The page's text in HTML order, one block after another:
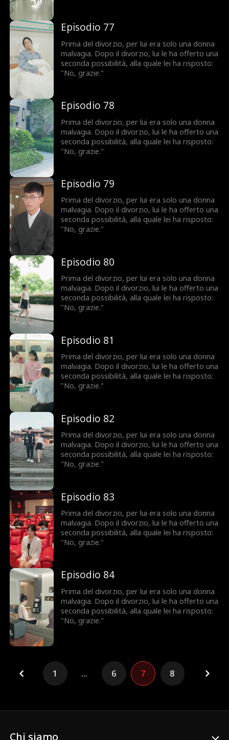
Episodio 77
Prima del divorzio, per lui era solo una donna
malvagia. Dopo il divorzio, lui le ha offerto una
seconda possibilità, alla quale lei ha risposto:
"No, grazie."
Episodio 78
Prima del divorzio, per lui era solo una donna
malvagia. Dopo il divorzio, lui le ha offerto una
seconda possibilità, alla quale lei ha risposto:
"No, grazie."
Episodio 79
Prima del divorzio, per lui era solo una donna
malvagia. Dopo il divorzio, lui le ha offerto una
seconda possibilità, alla quale lei ha risposto:
"No, grazie."
Episodio 80
Prima del divorzio, per lui era solo una donna
malvagia. Dopo il divorzio, lui le ha offerto una
seconda possibilità, alla quale lei ha risposto:
"No, grazie."
Episodio 81
Prima del divorzio, per lui era solo una donna
malvagia. Dopo il divorzio, lui le ha offerto una
seconda possibilità, alla quale lei ha risposto:
"No, grazie."
Episodio 82
Prima del divorzio, per lui era solo una donna
malvagia. Dopo il divorzio, lui le ha offerto una
seconda possibilità, alla quale lei ha risposto:
"No, grazie."
Episodio 83
Prima del divorzio, per lui era solo una donna
malvagia. Dopo il divorzio, lui le ha offerto una
seconda possibilità, alla quale lei ha risposto:
"No, grazie."
Episodio 84
Prima del divorzio, per lui era solo una donna
malvagia. Dopo il divorzio, lui le ha offerto una
seconda possibilità, alla quale lei ha risposto:
"No, grazie."
1 ... 6 7 8
Chi siamo